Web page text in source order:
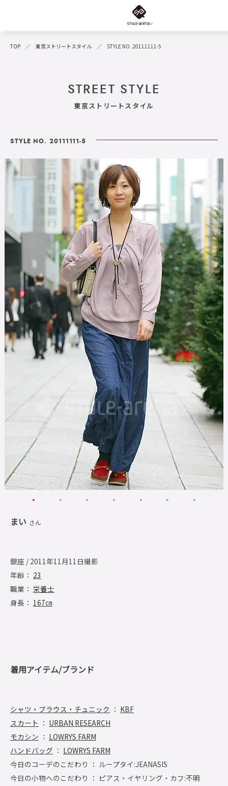
TOP 東京ストリートスタイル STYLE NO. 20111111-5
STREET STYLE
東京ストリートスタイル
STYLE NO. 20111111-5
まい さん
銀座 / 2011年11月11日撮影
年齢： 23
職業： 栄養士
身長： 167㎝
着用アイテム/ブランド
シャツ・ブラウス・チュニック ： KBF
スカート ： URBAN RESEARCH
モカシン ： LOWRYS FARM
ハンドバッグ ： LOWRYS FARM
今日のコーデのこだわり ： ループタイ:JEANASIS
今日の小物へのこだわり ： ピアス・イヤリング・カフ:不明